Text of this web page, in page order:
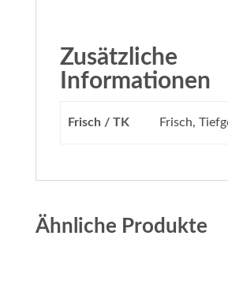
Zusätzliche
Informationen
Frisch / TK Frisch,
Ähnliche Produkte